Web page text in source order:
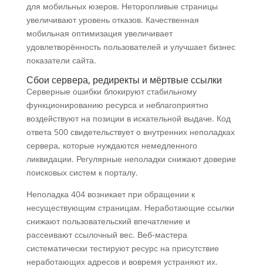
для мобильных юзеров. Неторопливые страницы
увеличивают уровень отказов. Качественная
мобильная оптимизация увеличивает
удовлетворённость пользователей и улучшает бизнес
показатели сайта.
Сбои сервера, редиректы и мёртвые ссылки
Серверные ошибки блокируют стабильному
функционированию ресурса и неблагоприятно
воздействуют на позиции в искательной выдаче. Код
ответа 500 свидетельствует о внутренних неполадках
сервера, которые нуждаются немедленного
ликвидации. Регулярные неполадки снижают доверие
поисковых систем к порталу.
Неполадка 404 возникает при обращении к
несуществующим страницам. Неработающие ссылки
снижают пользовательский впечатление и
рассеивают ссылочный вес. Веб-мастера
систематически тестируют ресурс на присутствие
неработающих адресов и вовремя устраняют их.